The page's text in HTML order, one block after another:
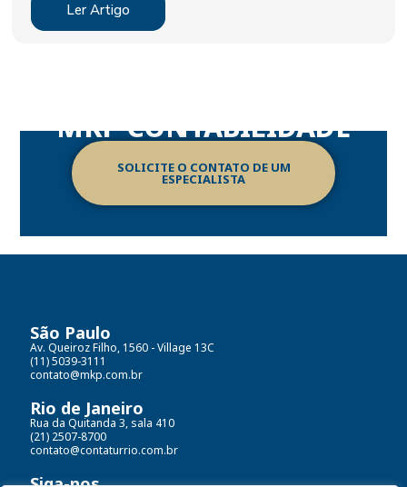
Ler Artigo
MKP CONTABILIDADE
SOLICITE O CONTATO DE UM
ESPECIALISTA
São Paulo
Av. Queiroz Filho, 1560 - Village 13C
(11) 5039-3111
contato@mkp.com.br
Rio de Janeiro
Rua da Quitanda 3, sala 410
(21) 2507-8700
contato@contaturrio.com.br